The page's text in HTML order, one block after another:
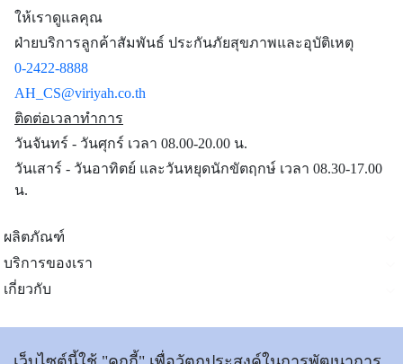
ให้เราดูแลคุณ
ฝ่ายบริการลูกค้าสัมพันธ์ ประกันภัยสุขภาพและอุบัติเหตุ
0-2422-8888
AH_CS@viriyah.co.th
ติดต่อเวลาทำการ
วันจันทร์ - วันศุกร์ เวลา 08.00-20.00 น.
วันเสาร์ - วันอาทิตย์ และวันหยุดนักขัตฤกษ์ เวลา 08.30-17.00
น.
ผลิตภัณฑ์
บริการของเรา
เกี่ยวกับ